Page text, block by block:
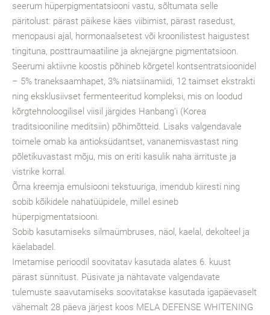
seerum hüperpigmentatsiooni vastu, sõltumata selle
päritolust: pärast päikese käes viibimist, pärast rasedust,
menopausi ajal, hormonaalsetest või kroonilistest haigustest
tingituna, posttraumaatiline ja aknejärgne pigmentatsioon.
Seerumi aktiivne koostis põhineb kõrgetel kontsentratsioonidel
– 5% traneksaamhapet, 3% niatsiinamiidi, 12 taimset ekstrakti
ning eksklusiivset fermenteeritud kompleksi, mis on loodud
kõrgtehnoloogilisel viisil järgides Hanbang’i (Korea
traditsiooniline meditsiin) põhimõtteid. Lisaks valgendavale
toimele omab ka antioksüdantset, vananemisvastast ning
põletikuvastast mõju, mis on eriti kasulik naha ärrituste ja
vistrike korral.
Õrna kreemja emulsiooni tekstuuriga, imendub kiiresti ning
sobib kõikidele nahatüüpidele, millel esineb
hüperpigmentatsiooni.
Sobib kasutamiseks silmaümbruses, näol, kaelal, dekolteel ja
käelabadel.
Imetamise perioodil soovitatav kasutada alates 6. kuust
pärast sünnitust. Püsivate ja nähtavate valgendavate
tulemuste saavutamiseks soovitatakse kasutada igapäevaselt
vähemalt 28 päeva järjest koos MELA DEFENSE WHITENING